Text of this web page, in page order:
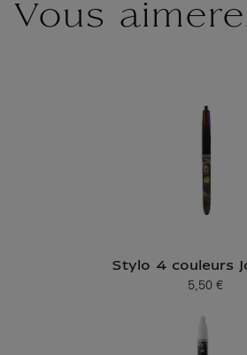
Vous
Stylo 4 couleurs
Prix ​​actuel
5,50 €